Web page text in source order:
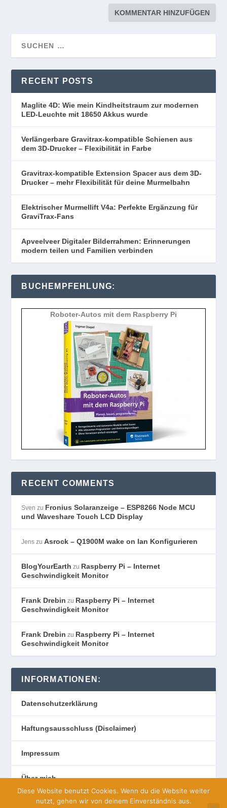
RECENT POSTS
Maglite 4D: Wie mein Kindheitstraum zur modernen
LED-Leuchte mit 18650 Akkus wurde
Verlängerbare Gravitrax-kompatible Schienen aus
dem 3D-Drucker – Flexibilität in Farbe
Gravitrax-kompatible Extension Spacer aus dem 3D-
Drucker – mehr Flexibilität für deine Murmelbahn
Elektrischer Murmellift V4a: Perfekte Ergänzung für
GraviTrax-Fans
Apveelveer Digitaler Bilderrahmen: Erinnerungen
modern teilen und Familien verbinden
BUCHEMPFEHLUNG:
Roboter-Autos mit dem Raspberry Pi
RECENT COMMENTS
Sven zu Fronius Solaranzeige – ESP8266 Node MCU
und Waveshare Touch LCD Display
Jens zuAsrock – Q1900M wake on lan Konfigurieren
BlogYourEarth zu Raspberry Pi – Internet
Geschwindigkeit Monitor
Frank Drebin zu Raspberry Pi – Internet
Geschwindigkeit Monitor
Frank Drebin zu Raspberry Pi – Internet
Geschwindigkeit Monitor
INFORMATIONEN:
Datenschutzerklärung
Haftungsausschluss (Disclaimer)
Impressum
Über mich
Diese Website benutzt Cookies. Wenn du die Website weiter
nutzt, gehen wir von deinem Einverständnis aus.